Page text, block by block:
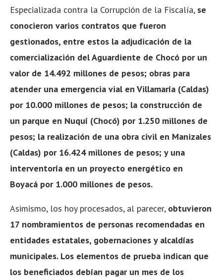
Especializada contra la Corrupción de la Fiscalía, se
conocieron varios contratos que fueron
gestionados, entre estos la adjudicación de la
comercialización del Aguardiente de Chocó por un
valor de 14.492 millones de pesos; obras para
atender una emergencia vial en Villamaría (Caldas)
por 10.000 millones de pesos; la construcción de
un parque en Nuquí (Chocó) por 1.250 millones de
pesos; la realización de una obra civil en Manizales
(Caldas) por 16.424 millones de pesos; y una
interventoría en un proyecto energético en
Boyacá por 1.000 millones de pesos.
Asimismo, los hoy procesados, al parecer, obtuvieron
17 nombramientos de personas recomendadas en
entidades estatales, gobernaciones y alcaldías
municipales. Los elementos de prueba indican que
los beneficiados debían pagar un mes de los